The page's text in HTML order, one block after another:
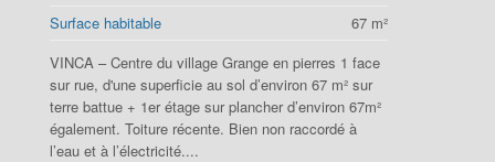
Surface habitable
67 m²
VINCA – Centre du village Grange en pierres 1 face
sur rue, d'une superficie au sol d’environ 67 m² sur
terre battue + 1er étage sur plancher d’environ 67m²
également. Toiture récente. Bien non raccordé à
l’eau et à l’électricité....